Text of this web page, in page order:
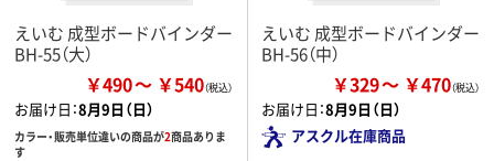
えいむ 成型ボードバインダー
BH-55（大）
￥490 ￥540
お届け日：8月9日（日）
カラー・販売単位違いの商品が2商品ありま
す
えいむ 成型ボードバインダー
BH-56（中）
￥329 ￥470
お届け日：8月9日（日）
アスクル在庫商品